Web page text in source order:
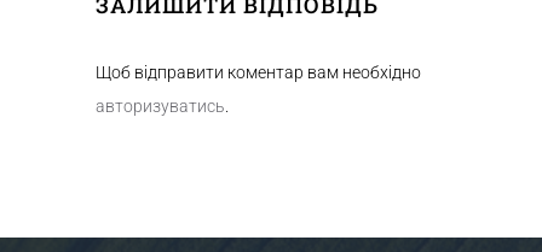
Щоб відправити коментар вам необхідно
авторизуватись